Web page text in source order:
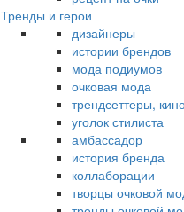
Тренды и герои
дизайнеры
истории брендов
мода подиумов
очковая мода
трендсеттеры,
уголок стилиста
амбассадор
история бренда
коллаборации
творцы очковой